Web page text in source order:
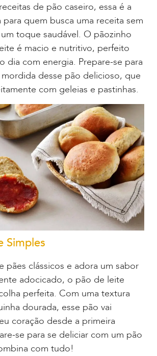
de pão caseiro, essa é a
quem busca uma receita sem
toque saudável. O pãozinho
é macio e nutritivo, perfeito
dia com energia. Prepare-se para
desse pão delicioso, que
com geleias e pastinhas.
Simples
pães clássicos e adora um sabor
adocicado, o pão de leite
perfeita. Com uma textura
dourada, esse pão vai
coração desde a primeira
se para se deliciar com um pão
com tudo!